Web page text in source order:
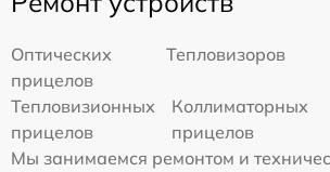
Оптических
прицелов
Тепловизоров
Тепловизионных
прицелов
Коллиматорных
прицелов
Мы занимаемся ремонтом и